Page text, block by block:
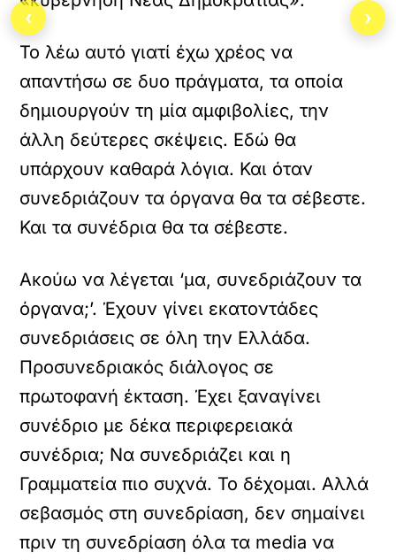
Το λέω αυτό γιατί έχω χρέος να
απαντήσω σε δυο πράγματα, τα οποία
δημιουργούν τη μία αμφιβολίες, την
άλλη δεύτερες σκέψεις. Εδώ θα
υπάρχουν καθαρά λόγια. Και όταν
συνεδριάζουν τα όργανα θα τα σέβεστε.
Και τα συνέδρια θα τα σέβεστε.
Ακούω να λέγεται ‘μα, συνεδριάζουν τα
όργανα;’. Έχουν γίνει εκατοντάδες
συνεδριάσεις σε όλη την Ελλάδα.
Προσυνεδριακός διάλογος σε
πρωτοφανή έκταση. Έχει ξαναγίνει
συνέδριο με δέκα περιφερειακά
συνέδρια; Να συνεδριάζει και η
Γραμματεία πιο συχνά. Το δέχομαι. Αλλά
σεβασμός στη συνεδρίαση, δεν σημαίνει
πριν τη συνεδρίαση όλα τα media να
‹ ›